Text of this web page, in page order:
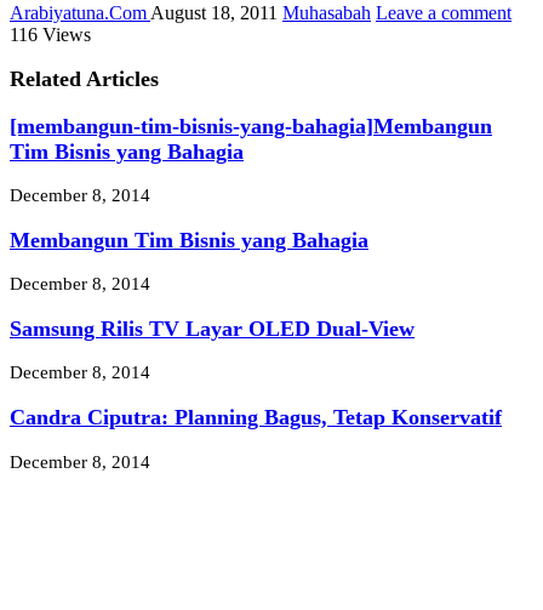
Arabiyatuna.Com August 18, 2011 Muhasabah Leave a comment
116 Views
Related Articles
[membangun-tim-bisnis-yang-bahagia]Membangun
Tim Bisnis yang Bahagia
December 8, 2014
Membangun Tim Bisnis yang Bahagia
December 8, 2014
Samsung Rilis TV Layar OLED Dual-View
December 8, 2014
Candra Ciputra: Planning Bagus, Tetap Konservatif
December 8, 2014